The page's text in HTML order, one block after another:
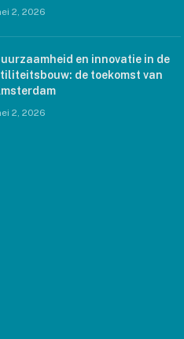
2, 2026
en innovatie in de
de toekomst van
2, 2026